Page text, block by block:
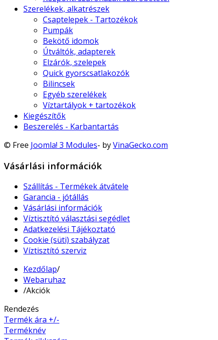
Szerelékek, alkatrészek
Csaptelepek - Tartozékok
Pumpák
Bekötő idomok
Útváltók, adapterek
Elzárók, szelepek
Quick gyorscsatlakozók
Bilincsek
Egyéb szerelékek
Víztartályok + tartozékok
Kiegészítők
Beszerelés - Karbantartás
© Free Joomla! 3 Modules- byVinaGecko.com
Vásárlási információk
Szállítás - Termékek átvátele
Garancia - jótállás
Vásárlási információk
Víztisztító választási segédlet
Adatkezelési Tájékoztató
Cookie (süti) szabályzat
Víztisztító szerviz
Kezdőlap/
Webaruhaz
/Akciók
Rendezés
Termék ára +/-
Terméknév